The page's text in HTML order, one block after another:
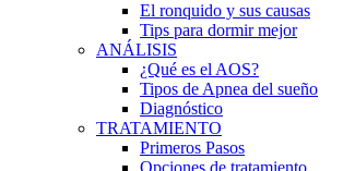
El ronquido y sus causas
Tips para dormir mejor
ANÁLISIS
¿Qué es el AOS?
Tipos de Apnea del sueño
Diagnóstico
TRATAMIENTO
Primeros Pasos
Opciones de tratamiento